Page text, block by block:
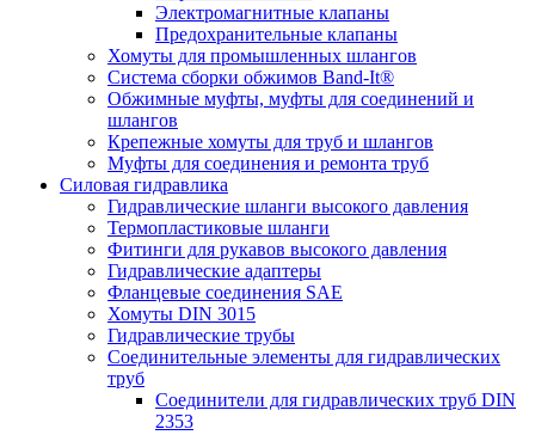
Электромагнитные клапаны
Предохранительные клапаны
Хомуты для промышленных шлангов
Система сборки обжимов Band-It®
Обжимные муфты, муфты для соединений и
шлангов
Крепежные хомуты для труб и шлангов
Муфты для соединения и ремонта труб
Силовая гидравлика
Гидравлические шланги высокого давления
Термопластиковые шланги
Фитинги для рукавов высокого давления
Гидравлические адаптеры
Фланцевые соединения SAE
Хомуты DIN 3015
Гидравлические трубы
Соединительные элементы для гидравлических
труб
Соединители для гидравлических труб DIN
2353